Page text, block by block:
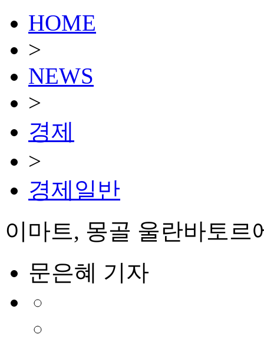
HOME
>
NEWS
>
경제
>
경제일반
이마트, 몽골 울란바토르
문은혜 기자